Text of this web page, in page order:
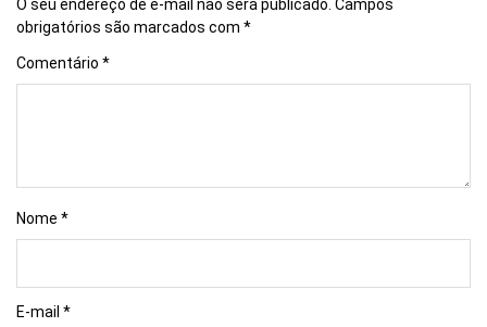
O seu endereço de e-mail não será publicado. Campos
obrigatórios são marcados com *
Comentário *
Nome *
E-mail *